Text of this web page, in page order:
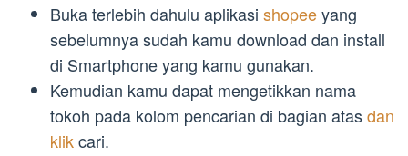
Buka terlebih dahulu aplikasi shopeeyang
sebelumnya sudah kamu download dan install
di Smartphone yang kamu gunakan.
Kemudian kamu dapat mengetikkan nama
tokoh pada kolom pencarian di bagian atasdan
klikcari.